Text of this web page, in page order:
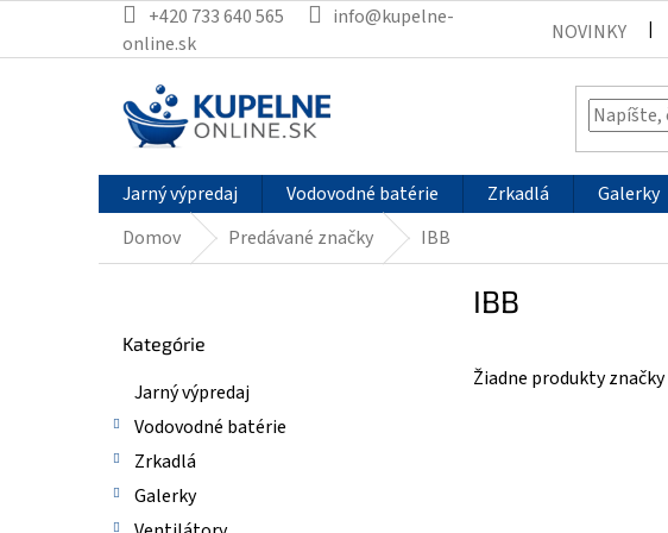
obsah
+420 733 640 565
info@kupelne-
online.sk
NOVINKY
Jarný výpredaj Vodovodné batérie Zrkadlá Galerky
Domov
Predávané značky IBB
kategórie
Kategórie
Jarný výpredaj
Vodovodné batérie
Zrkadlá
Galerky
IBB
Žiadne produkty značky